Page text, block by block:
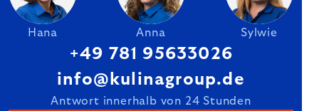
Hana Anna Sylwie
+49 781 95633026
info@kulinagroup.de
Antwort innerhalb von 24 Stunden